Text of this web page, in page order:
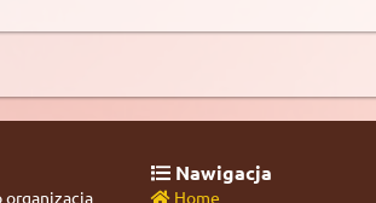
organizacja
Nawigacja
Home